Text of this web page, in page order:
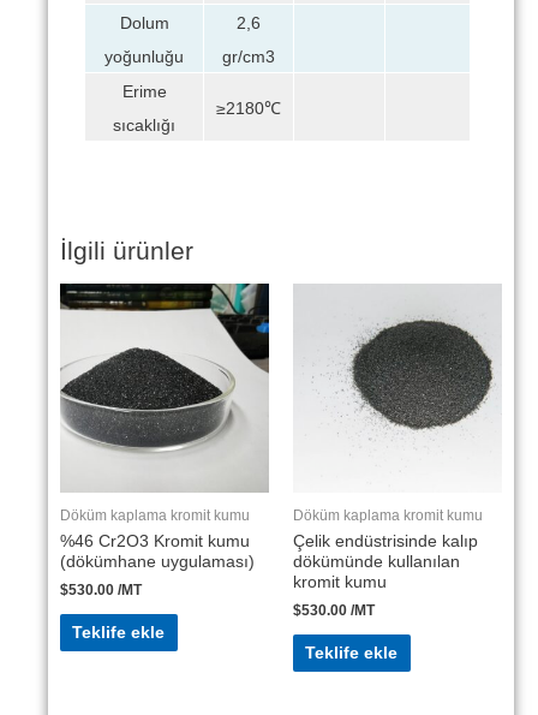
Dolum
yoğunluğu
2,6
gr/cm3
Erime
sıcaklığı
≥2180℃
İlgili ürünler
Döküm kaplama kromit kumu
%46 Cr2O3 Kromit kumu
(dökümhane uygulaması)
$530.00 /MT
Teklife ekle
Döküm kaplama kromit kumu
Çelik endüstrisinde kalıp
dökümünde kullanılan
kromit kumu
$530.00 /MT
Teklife ekle